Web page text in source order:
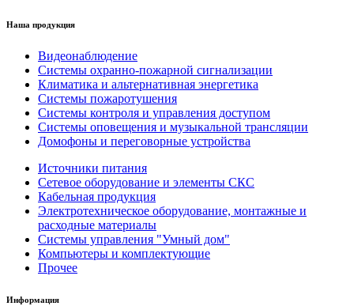
Наша продукция
Видеонаблюдение
Системы охранно-пожарной сигнализации
Климатика и альтернативная энергетика
Системы пожаротушения
Системы контроля и управления доступом
Системы оповещения и музыкальной трансляции
Домофоны и переговорные устройства
Источники питания
Сетевое оборудование и элементы СКС
Кабельная продукция
Электротехническое оборудование, монтажные и
расходные материалы
Системы управления "Умный дом"
Компьютеры и комплектующие
Прочее
Информация